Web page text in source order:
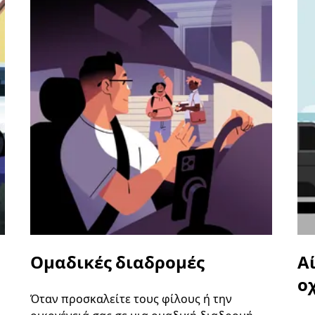
Ομαδικές διαδρομές
Όταν προσκαλείτε τους φίλους ή την